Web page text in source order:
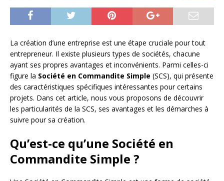
La création d’une entreprise est une étape cruciale pour tout
entrepreneur. Il existe plusieurs types de sociétés, chacune
ayant ses propres avantages et inconvénients. Parmi celles-ci
figure la Société en Commandite Simple (SCS), qui présente
des caractéristiques spécifiques intéressantes pour certains
projets. Dans cet article, nous vous proposons de découvrir
les particularités de la SCS, ses avantages et les démarches à
suivre pour sa création.
Qu’est-ce qu’une Société en
Commandite Simple ?